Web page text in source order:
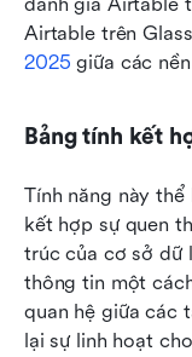
Airtable trên
2025 giữa các
Bảng tính kết
Tính năng này
kết hợp sự quen
trúc của cơ sở dữ
thông tin một
quan hệ giữa các
lại sự linh hoạt